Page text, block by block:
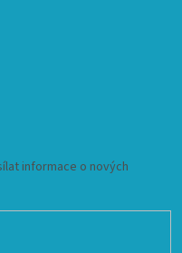
informace o nových